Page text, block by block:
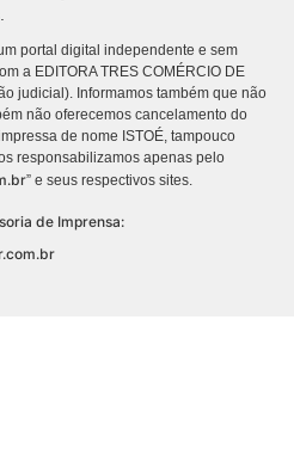
portal digital independente e sem
a EDITORA TRES COMÉRCIO DE
judicial). Informamos também que não
não oferecemos cancelamento do
de nome ISTOÉ, tampouco
responsabilizamos apenas pelo
” e seus respectivos sites.
de Imprensa: